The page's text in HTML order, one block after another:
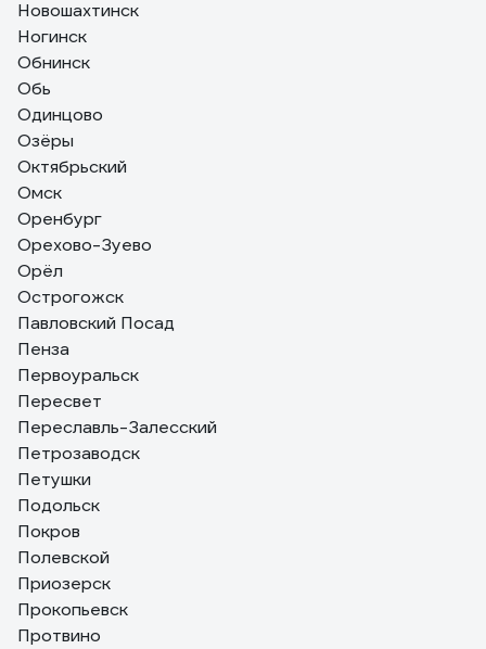
Новошахтинск
Ногинск
Обнинск
Обь
Одинцово
Озёры
Октябрьский
Омск
Оренбург
Орехово-Зуево
Орёл
Острогожск
Павловский Посад
Пенза
Первоуральск
Пересвет
Переславль-Залесский
Петрозаводск
Петушки
Подольск
Покров
Полевской
Приозерск
Прокопьевск
Протвино